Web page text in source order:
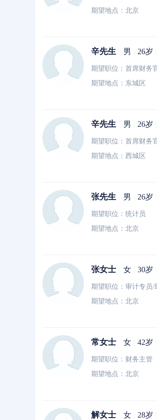
期望地点：北京
辛先生 男 26岁
期望职位：首席财务
期望地点：东城区
辛先生 男 26岁
期望职位：首席财务
期望地点：西城区
张先生 男 26岁
期望职位：统计员
期望地点：北京
张女士 女 30岁
期望职位：审计专员/
期望地点：北京
常女士 女 42岁
期望职位：财务主管
期望地点：北京
解女士 女 28岁